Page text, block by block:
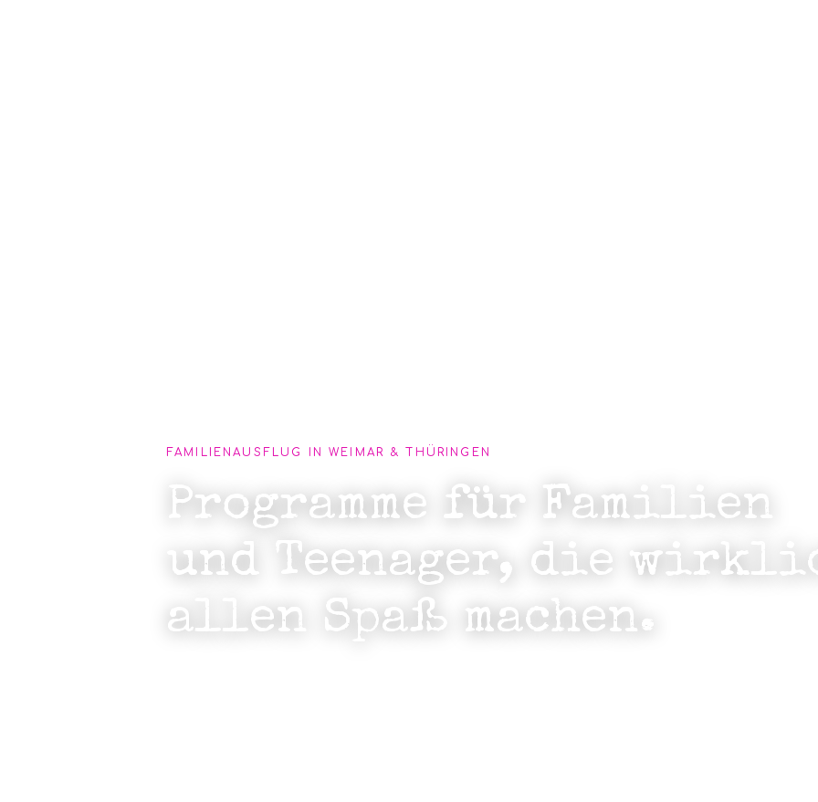
FAMILIENAUSFLUG IN WEIMAR & THÜRINGEN
Programme für Familien
und Teenager, die
allen Spaß machen.